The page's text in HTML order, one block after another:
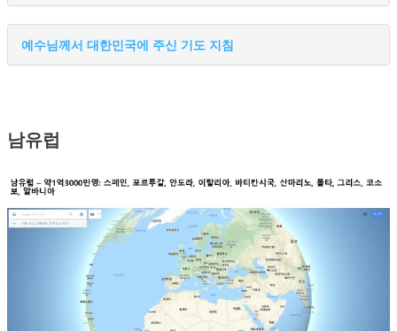
예수님께서 대한민국에 주신 기도 지침
남유럽